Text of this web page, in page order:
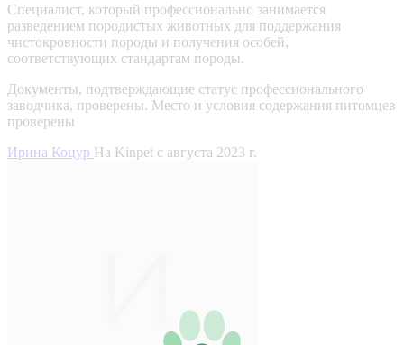
Специалист, который профессионально занимается
разведением породистых животных для поддержания
чистокровности породы и получения особей,
соответствующих стандартам породы.
Документы, подтверждающие статус профессионального
заводчика, проверены. Место и условия содержания питомцев
проверены
Ирина Коцур На Kinpet c августа 2023 г.